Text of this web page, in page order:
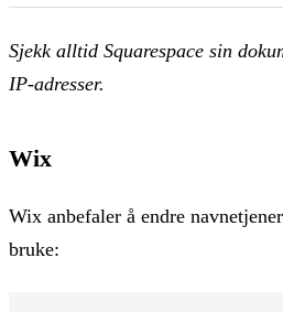
Sjekk alltid Squarespace sin
IP-adresser.
Wix
Wix anbefaler å endre
bruke: